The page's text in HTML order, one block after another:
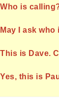
Who is
May I ask
This is Dave.
Yes, this is